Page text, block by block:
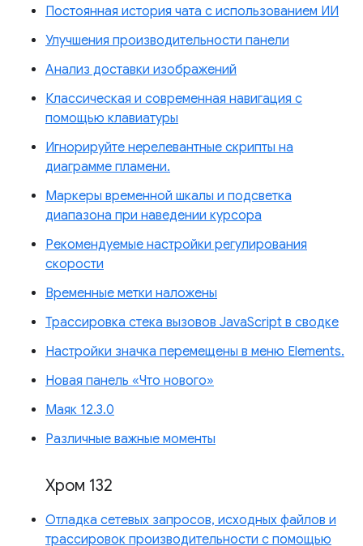
Постоянная история чата с использованием ИИ
Улучшения производительности панели
Анализ доставки изображений
Классическая и современная навигация с
помощью клавиатуры
Игнорируйте нерелевантные скрипты на
диаграмме пламени.
Маркеры временной шкалы и подсветка
диапазона при наведении курсора
Рекомендуемые настройки регулирования
скорости
Временные метки наложены
Трассировка стека вызовов JavaScript в сводке
Настройки значка перемещены в меню Elements.
Новая панель «Что нового»
Маяк 12.3.0
Различные важные моменты
Хром 132
Отладка сетевых запросов, исходных файлов и
трассировок производительности с помощью